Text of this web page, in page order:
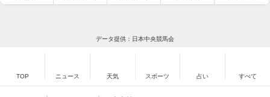
データ提供：日本中央競馬会
TOP ニュース 天気 スポーツ 占い すべて